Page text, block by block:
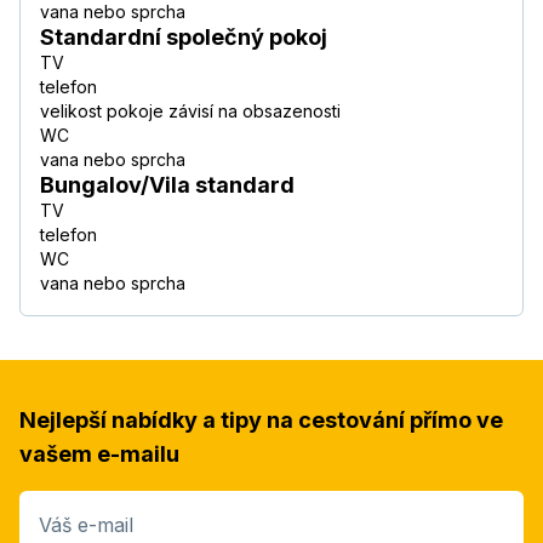
vana nebo sprcha
Standardní společný pokoj
TV
telefon
velikost pokoje závisí na obsazenosti
WC
vana nebo sprcha
Bungalov/Vila standard
TV
telefon
WC
vana nebo sprcha
Nejlepší nabídky a tipy na cestování přímo ve
vašem e-mailu
Váš e-mail